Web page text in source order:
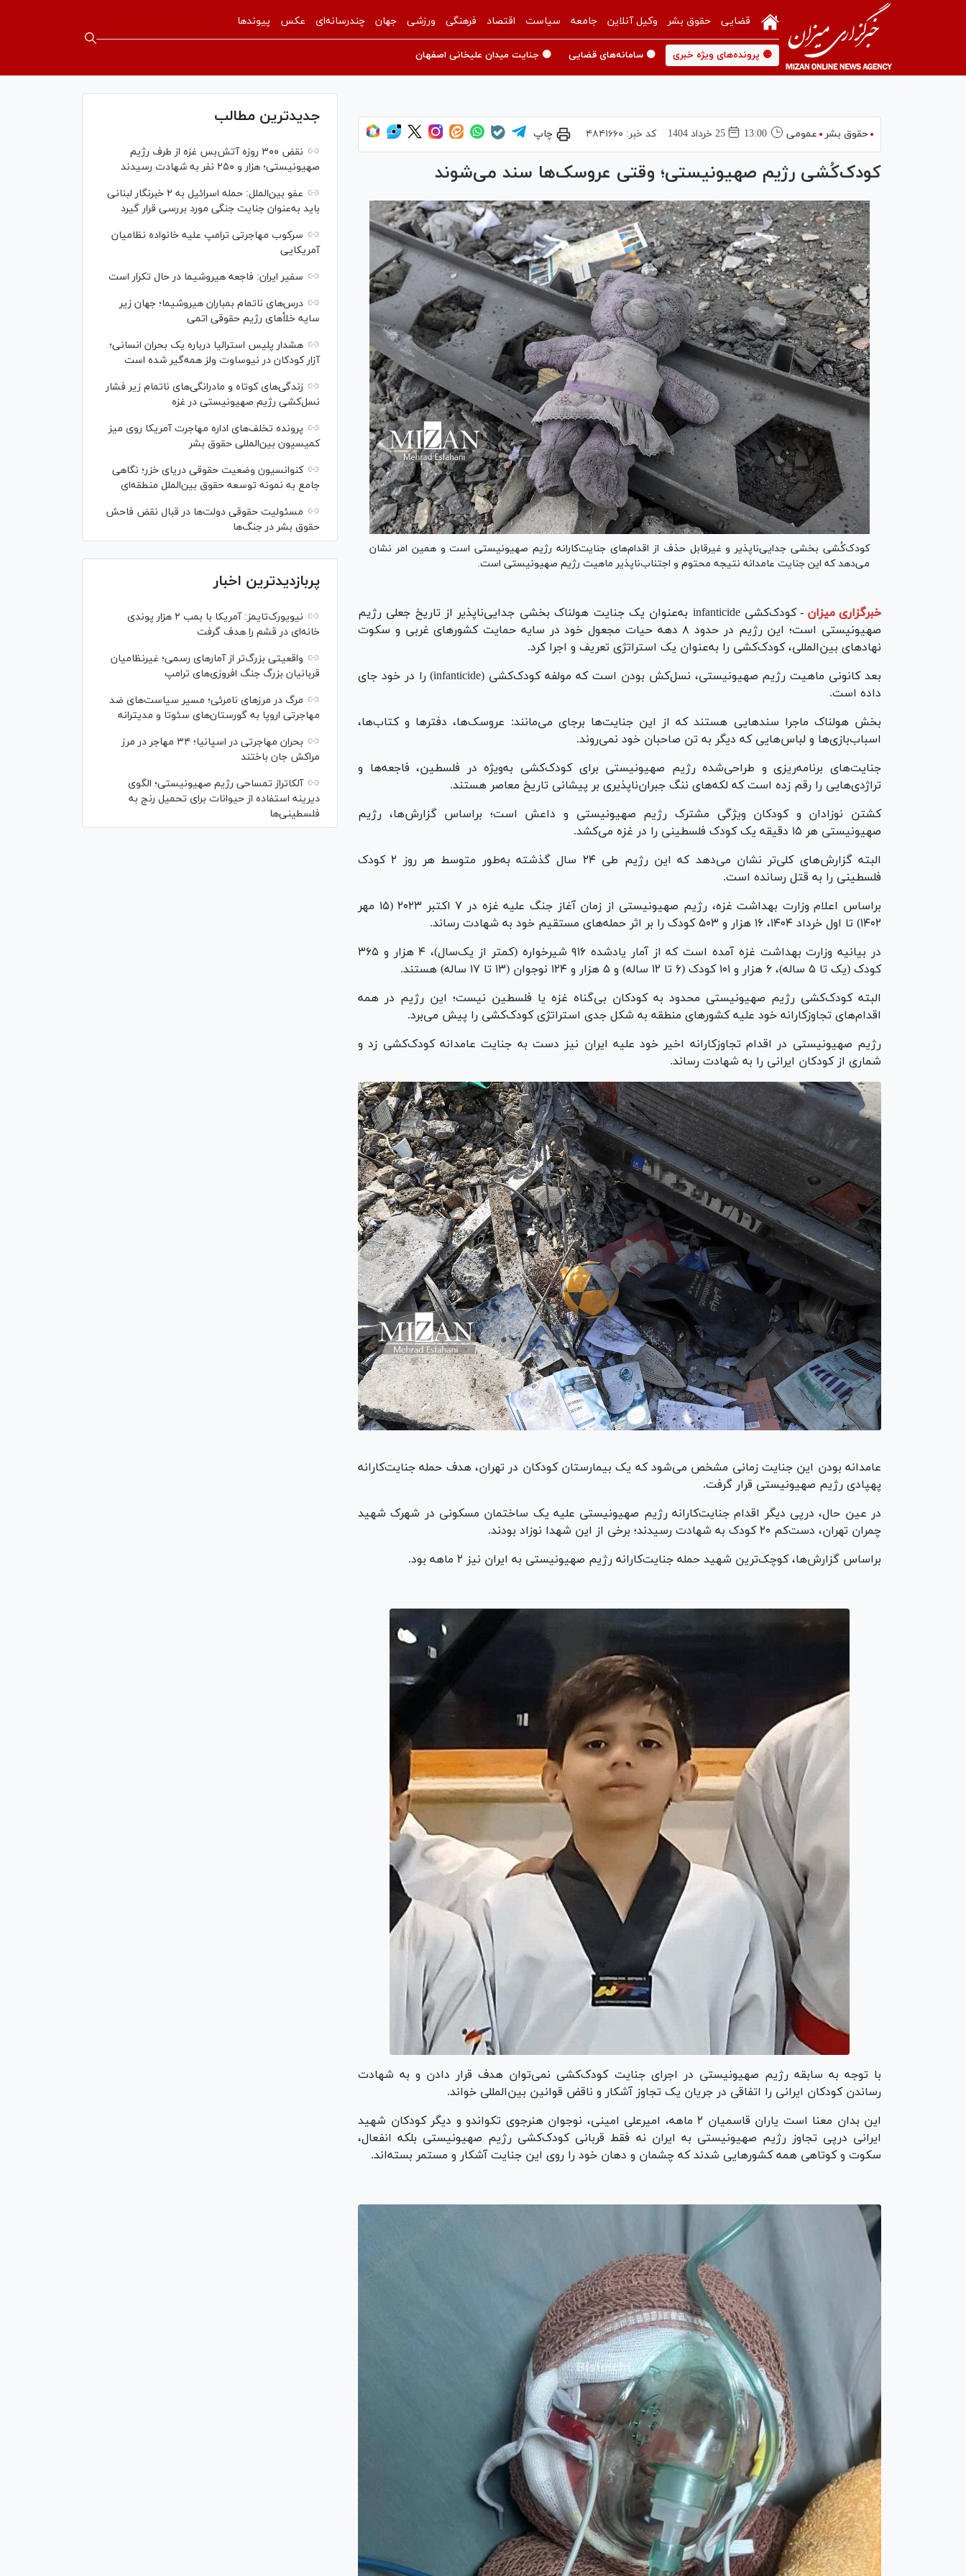
قضایی حقوق بشر وکیل آنلاین جامعه سیاست اقتصاد فرهنگی ورزشی جهان چندرسانه‌ای عکس پیوندها
🟡 پرونده‌های ویژه خبری 🟡 سامانه‌های قضایی 🟡 جنایت میدان علیخانی اصفهان
حقوق بشر عمومی 13:00 25 خرداد 1404 کد خبر: ۴۸۴۱۶۶۰ چاپ
کودک‌کُشی رژیم صهیونیستی؛ وقتی عروسک‌ها سند می‌شوند
کودک‌کُشی بخشی جدایی‌ناپذیر و غیرقابل حذف از اقدام‌های جنایت‌کارانه رژیم صهیونیستی است و همین امر نشان
می‌دهد که این جنایت عامدانه نتیجه محتوم و اجتناب‌ناپذیر ماهیت رژیم صهیونیستی است.
خبرگزاری میزان -
کودک‌کشی infanticide به‌عنوان یک جنایت هولناک بخشی جدایی‌ناپذیر از تاریخ جعلی رژیم
صهیونیستی است؛ این رژیم در حدود ۸ دهه حیات مجعول خود در سایه حمایت کشور‌های غربی و سکوت
نهاد‌های بین‌المللی، کودک‌کشی را به‌عنوان یک استراتژی تعریف و اجرا کرد.
بعد کانونی ماهیت رژیم صهیونیستی، نسل‌کش بودن است که مولفه کودک‌کشی (infanticide) را در خود جای
داده است.
بخش هولناک ماجرا سندهایی هستند که از این جنایت‌ها برجای می‌مانند: عروسک‌ها، دفترها و کتاب‌ها،
اسباب‌بازی‌ها و لباس‌هایی که دیگر به تن صاحبان خود نمی‌روند.
جنایت‌های برنامه‌ریزی و طراحی‌شده رژیم صهیونیستی برای کودک‌کشی به‌ویژه در فلسطین، فاجعه‌ها و
تراژدی‌هایی را رقم زده است که لکه‌های ننگ جبران‌ناپذیری بر پیشانی تاریخ معاصر هستند.
کشتن نوزادان و کودکان ویژگی مشترک رژیم صهیونیستی و داعش است؛ براساس گزارش‌ها، رژیم
صهیونیستی هر ۱۵ دقیقه یک کودک فلسطینی را در غزه می‌کشد.
البته گزارش‌های کلی‌تر نشان می‌دهد که این رژیم طی ۲۴ سال گذشته به‌طور متوسط هر روز ۲ کودک
فلسطینی را به قتل رسانده است.
براساس اعلام وزارت بهداشت غزه، رژیم صهیونیستی از زمان آغاز جنگ علیه غزه در ۷ اکتبر ۲۰۲۳ (۱۵ مهر
۱۴۰۲) تا اول خرداد ۱۴۰۴، ۱۶ هزار و ۵۰۳ کودک را بر اثر حمله‌های مستقیم خود به شهادت رساند.
در بیانیه وزارت بهداشت غزه آمده است که از آمار یادشده ۹۱۶ شیرخواره (کمتر از یک‌سال)، ۴ هزار و ۳۶۵
کودک (یک تا ۵ ساله)، ۶ هزار و ۱۰۱ کودک (۶ تا ۱۲ ساله) و ۵ هزار و ۱۲۴ نوجوان (۱۳ تا ۱۷ ساله) هستند.
البته کودک‌کشی رژیم صهیونیستی محدود به کودکان بی‌گناه غزه یا فلسطین نیست؛ این رژیم در همه
اقدام‌های تجاوزکارانه خود علیه کشور‌های منطقه به شکل جدی استراتژی کودک‌کشی را پیش می‌برد.
رژیم صهیونیستی در اقدام تجاوزکارانه اخیر خود علیه ایران نیز دست به جنایت عامدانه کودک‌کشی زد و
شماری از کودکان ایرانی را به شهادت رساند.
عامدانه بودن این جنایت زمانی مشخص می‌شود که یک بیمارستان کودکان در تهران، هدف حمله جنایت‌کارانه
پهپادی رژیم صهیونیستی قرار گرفت.
در عین حال، درپی دیگر اقدام جنایت‌کارانه رژیم صهیونیستی علیه یک ساختمان مسکونی در شهرک شهید
چمران تهران، دست‌کم ۲۰ کودک به شهادت رسیدند؛ برخی از این شهدا نوزاد بودند.
براساس گزارش‌ها، کوچک‌ترین شهید حمله جنایت‌کارانه رژیم صهیونیستی به ایران نیز ۲ ماهه بود.
با توجه به سابقه رژیم صهیونیستی در اجرای جنایت‌ کودک‌کشی نمی‌توان هدف قرار دادن و به شهادت
رساندن کودکان ایرانی را اتفاقی در جریان یک تجاوز آشکار و ناقض قوانین بین‌المللی خواند.
این بدان معنا است یاران قاسمیان ۲ ماهه، امیرعلی امینی، نوجوان هنرجوی تکواندو و دیگر کودکان شهید
ایرانی درپی تجاوز رژیم صهیونیستی به ایران نه فقط قربانی کودک‌کشی رژیم صهیونیستی بلکه انفعال،
سکوت و کوتاهی همه کشورهایی شدند که چشمان و دهان خود را روی این جنایت آشکار و مستمر بسته‌اند.
جدیدترین مطالب
نقض ۳۰۰ روزه آتش‌بس غزه از طرف رژیم
صهیونیستی؛ هزار و ۲۵۰ نفر به شهادت رسیدند
عفو بین‌الملل: حمله اسرائیل به ۲ خبرنگار لبنانی
باید به‌عنوان جنایت جنگی مورد بررسی قرار گیرد
سرکوب مهاجرتی ترامپ علیه خانواده نظامیان
آمریکایی
سفیر ایران: فاجعه هیروشیما در حال تکرار است
درس‌های ناتمام بمباران هیروشیما؛ جهان زیر
سایه خلأ‌های رژیم حقوقی اتمی
هشدار پلیس استرالیا درباره یک بحران انسانی؛
آزار کودکان در نیوساوت ولز همه‌گیر شده است
زندگی‌های کوتاه و مادرانگی‌های ناتمام زیر فشار
نسل‌کشی رژیم صهیونیستی در غزه
پرونده تخلف‌های اداره مهاجرت آمریکا روی میز
کمیسیون بین‌المللی حقوق بشر
کنوانسیون وضعیت حقوقی دریای خزر؛ نگاهی
جامع به نمونه توسعه حقوق بین‌الملل منطقه‌ای
مسئولیت حقوقی دولت‌ها در قبال نقض‌ فاحش
حقوق بشر در جنگ‌ها
پربازدیدترین اخبار
نیویورک‌تایمز: آمریکا با بمب ۲ هزار پوندی
خانه‌ای در قشم را هدف گرفت
واقعیتی بزرگ‌تر از آمار‌های رسمی؛ غیرنظامیان
قربانیان بزرگ جنگ افروزی‌های ترامپ
مرگ در مرز‌های نامرئی؛ مسیر سیاست‌های ضد
مهاجرتی اروپا به گورستان‌های سئوتا و مدیترانه
بحران مهاجرتی در اسپانیا؛ ۳۴ مهاجر در مرز
مراکش جان باختند
آلکاتراز تمساحی رژیم صهیونیستی؛ الگوی
دیرینه استفاده از حیوانات برای تحمیل رنج به
فلسطینی‌ها